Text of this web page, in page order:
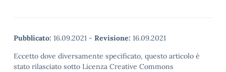
Pubblicato: 16.09.2021 - Revisione: 16.09.2021
Eccetto dove diversamente specificato, questo articolo è
stato rilasciato sotto Licenza Creative Commons